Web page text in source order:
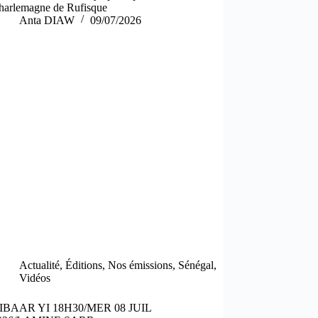
de Rufisque
Anta DIAW
09/07/2026
Actualité,Éditions,Nos émissions, Sénégal,
Vidéos
YI 18H30/MER 08 JUIL